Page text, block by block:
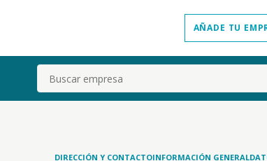
AÑADE TU
Buscar
DIRECCIÓN Y CONTACTOINFORMACIÓN GENERAL